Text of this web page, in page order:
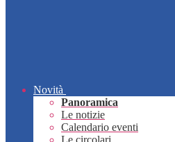
Novità
Panoramica
Le notizie
Calendario eventi